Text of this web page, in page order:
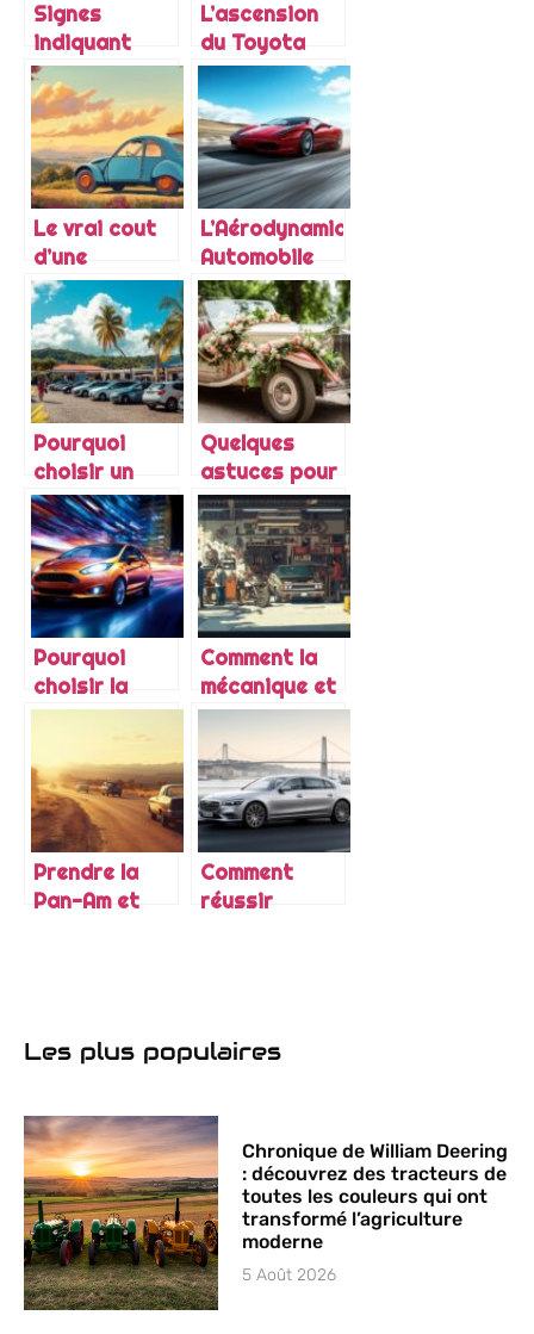
Signes
indiquant
qu’il est
temps de
changer
votre kit
embrayage
L’ascension
du Toyota
Proace City
Verso : Du
concept
initial au
bestseller
actuel
Le vrai cout
d’une
restauration
des trains
roulants
d’une 2CV
L’Aérodynamique
Automobile
Expliquée par
les Vibrations
et Vitesse :
Essais
Routiers en
Voiture
Sportive
Pourquoi
choisir un
concessionnaire
en
Guadeloupe
pour l’achat
de votre
véhicule ?
Quelques
astuces pour
mieux décorer
sa voiture
pour un
mariage :
focus sur les
poignées
Pourquoi
choisir la
Ford Fiesta
systèmes de
connectivité
et de
sécurité
avancés
Comment la
mécanique et
réparation
dans les
Garages
Solidaires
favorise
l’apprentissage
des
personnes en
Prendre la
Pan-Am et
dans les
cultures des
Comment
réussir
Brest
Les plus populaires
Chronique de William Deering
: découvrez des tracteurs de
toutes les couleurs qui ont
transformé l’agriculture
moderne
5 Août 2026